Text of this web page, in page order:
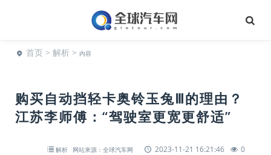
首页 > 解析 > 内容
购买自动挡轻卡奥铃玉兔Ⅲ的理由？
江苏李师傅：“驾驶室更宽更舒适”
解析 网站来源：全球汽车网 2023-11-21 16:21:46 0